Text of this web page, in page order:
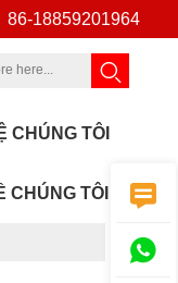
86-18859201964
CHÚNG TÔI
CHÚNG TÔI
áo

